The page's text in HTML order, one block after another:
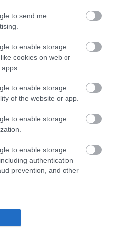
to send me
to enable storage
cookies on web or
to enable storage
of the website or app.
to enable storage
to enable storage
authentication
prevention, and other
Geely Starray Em-i
Üzemanyag: Benzin/elektromos
14 866 465 Ft